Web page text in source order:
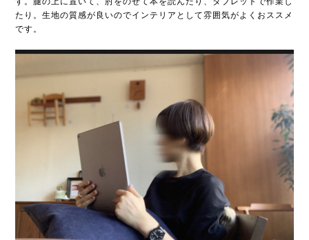
たり。生地の質感が良いのでインテリアとして雰囲気がよくおススメ
です。